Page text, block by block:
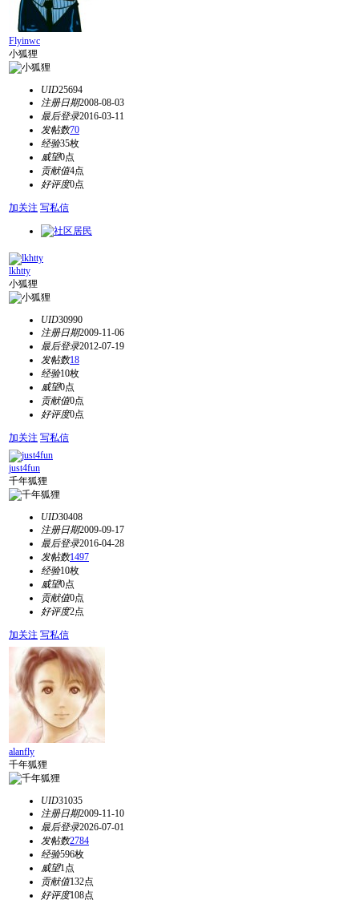
Flyinwc
小狐狸
UID25694
注册日期2008-08-03
最后登录2016-03-11
发帖数70
经验35枚
威望0点
贡献值4点
好评度0点
加关注 写私信
lkhtty
小狐狸
UID30990
注册日期2009-11-06
最后登录2012-07-19
发帖数18
经验10枚
威望0点
贡献值0点
好评度0点
加关注 写私信
just4fun
千年狐狸
UID30408
注册日期2009-09-17
最后登录2016-04-28
发帖数1497
经验10枚
威望0点
贡献值0点
好评度2点
加关注 写私信
alanfly
千年狐狸
UID31035
注册日期2009-11-10
最后登录2026-07-01
发帖数2784
经验596枚
威望1点
贡献值132点
好评度108点